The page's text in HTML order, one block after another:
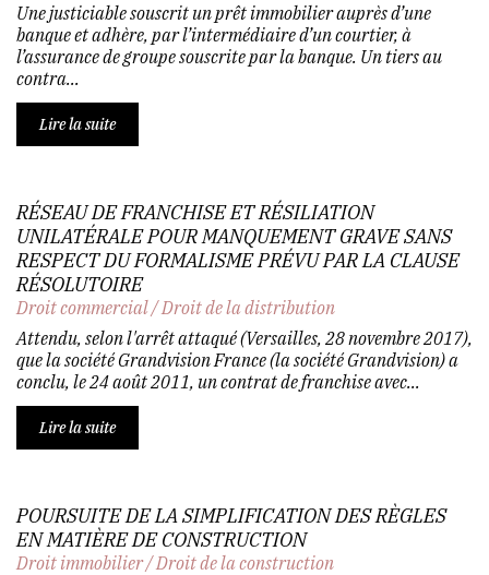
Une justiciable souscrit un prêt immobilier auprès d’une
banque et adhère, par l’intermédiaire d’un courtier, à
l’assurance de groupe souscrite par la banque. Un tiers au
contra...
Lire la suite
RÉSEAU DE FRANCHISE ET RÉSILIATION
UNILATÉRALE POUR MANQUEMENT GRAVE SANS
RESPECT DU FORMALISME PRÉVU PAR LA CLAUSE
RÉSOLUTOIRE
Droit commercial/Droit de la distribution
Attendu, selon l'arrêt attaqué (Versailles, 28 novembre 2017),
que la société Grandvision France (la société Grandvision) a
conclu, le 24 août 2011, un contrat de franchise avec...
Lire la suite
POURSUITE DE LA SIMPLIFICATION DES RÈGLES
EN MATIÈRE DE CONSTRUCTION
Droit immobilier/Droit de la construction